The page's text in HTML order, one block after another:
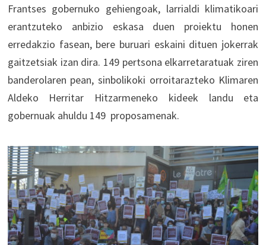
Frantses gobernuko gehiengoak, larrialdi klimatikoari
erantzuteko anbizio eskasa duen proiektu honen
erredakzio fasean, bere buruari eskaini dituen jokerrak
gaitzetsiak izan dira. 149 pertsona elkarretaratuak ziren
banderolaren pean, sinbolikoki orroitarazteko Klimaren
Aldeko Herritar Hitzarmeneko kideek landu eta
gobernuak ahuldu 149 proposamenak.